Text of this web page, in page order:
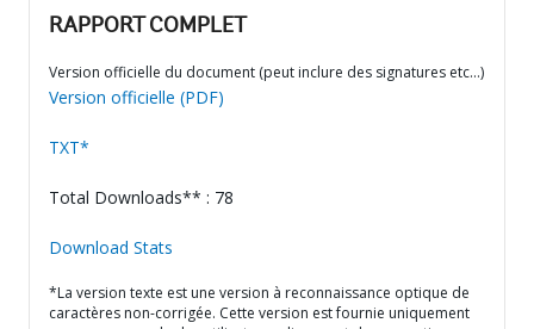
RAPPORT COMPLET
Version officielle du document (peut inclure des signatures etc…)
Version officielle (PDF)
TXT*
Total Downloads** : 78
Download Stats
*La version texte est une version à reconnaissance optique de
caractères non-corrigée. Cette version est fournie uniquement